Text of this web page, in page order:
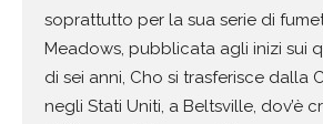
soprattutto per la sua serie di
Meadows, pubblicata agli inizi sui
di sei anni, Cho si trasferisce dalla
negli Stati Uniti, a Beltsville, dov’è